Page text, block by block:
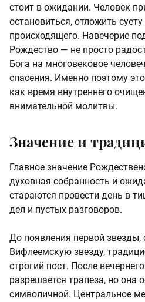
стоит в ожидании. Человек
остановиться, отложить
происходящего. Навечерие
Рождество — не просто
Бога на многовековое
спасения. Именно поэтому
как время внутреннего
внимательной молитвы.
Значение и
Главное значение
духовная собранность и
стараются провести день в
дел и пустых разговоров.
До появления первой
Вифлеемскую звезду,
строгий пост. После
разрешается трапеза, но она
символичной. Центральное